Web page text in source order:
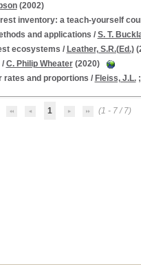
(2002)
inventory: a teach-yourself
and applications / S. T.
ecosystems / Leather, S.R.(Ed.)
/ C. Philip Wheater(2020)
rates and proportions / Fleiss, J.L.;
1 (1 - 7 / 7)